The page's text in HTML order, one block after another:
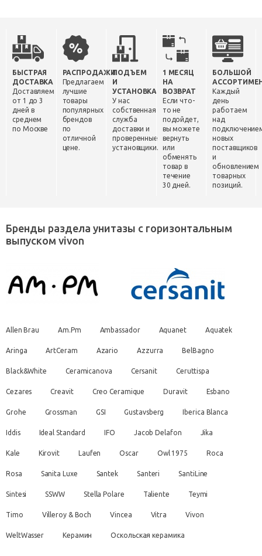
БЫСТРАЯ
ДОСТАВКА
Доставляем
от 1 до 3
дней в
среднем
по Москве
РАСПРОДАЖИ
Предлагаем
лучшие
товары
популярных
брендов
по
отличной
цене.
ПОДЪЕМ
И
УСТАНОВКА
У нас
собственная
служба
доставки и
проверенные
установщики.
1 МЕСЯЦ
НА
ВОЗВРАТ
Если что-
то не
подойдет,
вы можете
вернуть
или
обменять
товар в
течение
30 дней.
БОЛЬШОЙ
Каждый
день
работаем
над
новых
поставщиков
и
обновлением
товарных
позиций.
Бренды раздела унитазы с горизонтальным
выпуском vivon
Allen Brau Am.Pm Ambassador Aquanet Aquatek
Aringa ArtCeram Azario Azzurra BelBagno
Black&White Ceramicanova Cersanit Ceruttispa
Cezares Creavit Creo Ceramique Duravit Esbano
Grohe Grossman GSI Gustavsberg Iberica Blanca
Iddis Ideal Standard IFO Jacob Delafon Jika
Kale Kirovit Laufen Oscar Owl 1975 Roca
Rosa Sanita Luxe Santek Santeri SantiLine
Sintesi SSWW Stella Polare Taliente Teymi
Timo Villeroy & Boch Vincea Vitra Vivon
WeltWasser Керамин Оскольская керамика